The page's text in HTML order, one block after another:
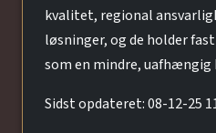
kvalitet, regional
løsninger, og de holder
som en mindre, uafhængig
Sidst opdateret: 08-12-25